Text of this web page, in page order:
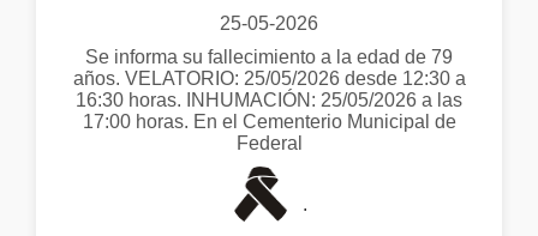
25-05-2026
Se informa su fallecimiento a la edad de 79
años. VELATORIO: 25/05/2026 desde 12:30 a
16:30 horas. INHUMACIÓN: 25/05/2026 a las
17:00 horas. En el Cementerio Municipal de
Federal
.